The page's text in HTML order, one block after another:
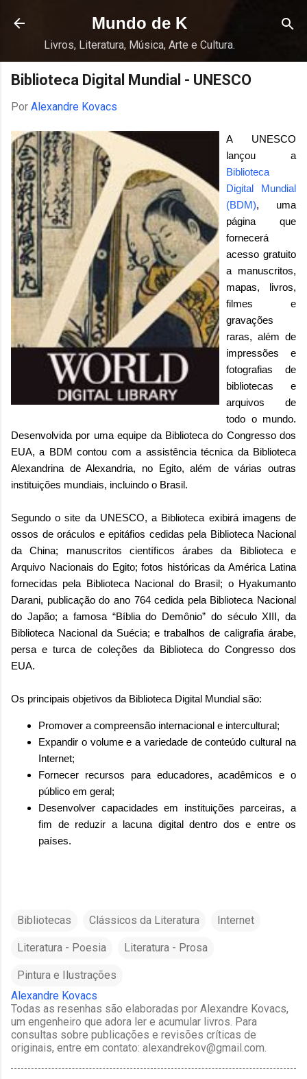
Pular para o conteúdo principal
Mundo de K
Livros, Literatura, Música, Arte e Cultura.
Biblioteca Digital Mundial - UNESCO
Por Alexandre Kovacs
A UNESCO
lançou a
Biblioteca
Digital Mundial
(BDM), uma
página que
fornecerá
acesso gratuito
a manuscritos,
mapas, livros,
filmes e
gravações
raras, além de
impressões e
fotografias de
bibliotecas e
arquivos de
todo o mundo.
Desenvolvida por uma equipe da Biblioteca do Congresso dos
EUA, a BDM contou com a assistência técnica da Biblioteca
Alexandrina de Alexandria, no Egito, além de várias outras
instituições mundiais, incluindo o Brasil.
Segundo o site da UNESCO, a Biblioteca exibirá imagens de
ossos de oráculos e epitáfios cedidas pela Biblioteca Nacional
da China; manuscritos científicos árabes da Biblioteca e
Arquivo Nacionais do Egito; fotos históricas da América Latina
fornecidas pela Biblioteca Nacional do Brasil; o Hyakumanto
Darani, publicação do ano 764 cedida pela Biblioteca Nacional
do Japão; a famosa “Bíblia do Demônio” do século XIII, da
Biblioteca Nacional da Suécia; e trabalhos de caligrafia árabe,
persa e turca de coleções da Biblioteca do Congresso dos
EUA.
Os principais objetivos da Biblioteca Digital Mundial são:
Promover a compreensão internacional e intercultural;
Expandir o volume e a variedade de conteúdo cultural na
Internet;
Fornecer recursos para educadores, acadêmicos e o
público em geral;
Desenvolver capacidades em instituições parceiras, a
fim de reduzir a lacuna digital dentro dos e entre os
países.
Bibliotecas Clássicos da Literatura Internet
Literatura - Poesia Literatura - Prosa
Pintura e Ilustrações
Alexandre Kovacs
Todas as resenhas são elaboradas por Alexandre Kovacs,
um engenheiro que adora ler e acumular livros. Para
consultas sobre publicações e revisões críticas de
originais, entre em contato: alexandrekov@gmail.com.